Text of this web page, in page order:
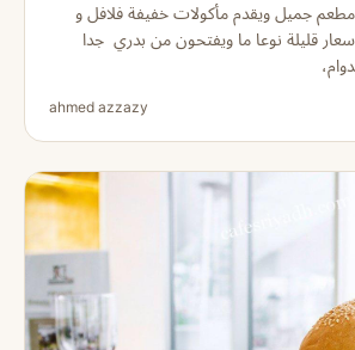
مطعم جميل ويقدم مأكولات خفيفة فلافل و
قليلة نوعا ما ويفتحون من بدري جدا
ahmed azzazy